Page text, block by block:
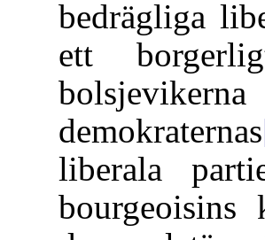
bedrägliga
ett
demokraternas
liberala
bourgeoisins